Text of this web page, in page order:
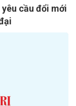
cầu đổi mới